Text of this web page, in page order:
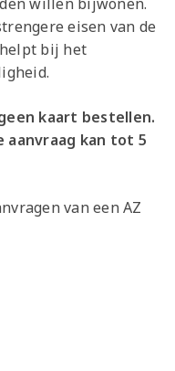
eisen van de
bij het
kaart bestellen.
aanvraag kan tot 5
van een AZ